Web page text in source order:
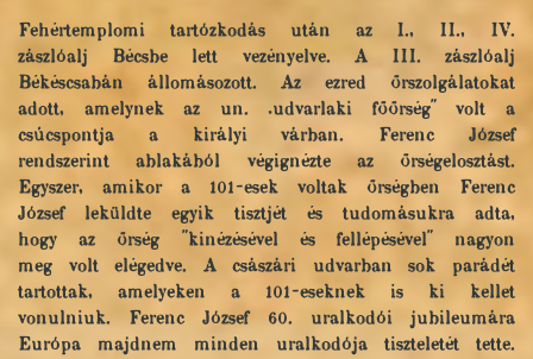
Fehértemplomi tartózkodás után az I., II., IV.
zászlóalj Bécsbe lett vezényelve. A III. zászlóalj
Békéscsabán állomásozott. Az ezred őrszolgálatokat
adott, amelynek az un. „udvarlaki főőrség" volt a
csúcspontja a királyi várban. Ferenc József
rendszerint ablakából végignézte az őrségelosztást.
Egyszer, amikor a 101-esek voltak őrségben Ferenc
József leküldte egyik tisztjét és tudomásukra adta,
hogy az őrség "kinézésével és fellépésével" nagyon
meg volt elégedve. A császári udvarban sok parádét
tartottak, amelyeken a 101-eseknek is ki kellet
vonulniuk. Ferenc József 60. uralkodói jubileumára
Európa majdnem minden uralkodója tiszteletét tette.